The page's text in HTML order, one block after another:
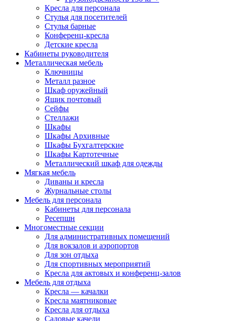
Кресла для персонала
Стулья для посетителей
Стулья барные
Конференц-кресла
Детские кресла
Кабинеты руководителя
Металлическая мебель
Ключницы
Металл разное
Шкаф оружейный
Ящик почтовый
Сейфы
Стеллажи
Шкафы
Шкафы Архивные
Шкафы Бухгалтерские
Шкафы Картотечные
Металлический шкаф для одежды
Мягкая мебель
Диваны и кресла
Журнальные столы
Мебель для персонала
Кабинеты для персонала
Ресепшн
Многоместные секции
Для административных помещений
Для вокзалов и аэропортов
Для зон отдыха
Для спортивных мероприятий
Кресла для актовых и конференц-залов
Мебель для отдыха
Кресла — качалки
Кресла маятниковые
Кресла для отдыха
Садовые качели